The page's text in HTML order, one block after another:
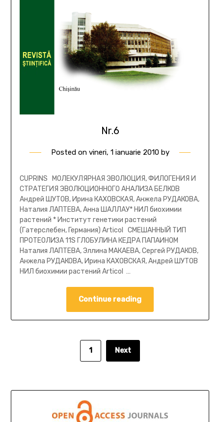
Nr.6
Posted on vineri, 1 ianuarie 2010by
CUPRINS МОЛЕКУЛЯРНАЯ ЭВОЛЮЦИЯ, ФИЛОГЕНИЯ И
СТРАТЕГИЯ ЭВОЛЮЦИОННОГО АНАЛИЗА БЕЛКОВ
Андрей ШУТОВ, Ирина КАХОВСКАЯ, Анжела РУДАКОВА,
Наталия ЛАПТЕВА, Анна ШАЛЛАУ* НИЛ биохимии
растений * Институт генетики растений
(Гатерслебен, Германия) Articol СМЕШАННЫЙ ТИП
ПРОТЕОЛИЗА 11S ГЛОБУЛИНА КЕДРА ПАПАИНОМ
Наталия ЛАПТЕВА, Эллина МАКАЕВА, Сергей РУДАКОВ,
Анжела РУДАКОВА, Ирина КАХОВСКАЯ, Андрей ШУТОВ
НИЛ биохимии растений Articol …
Continue reading
1 Next